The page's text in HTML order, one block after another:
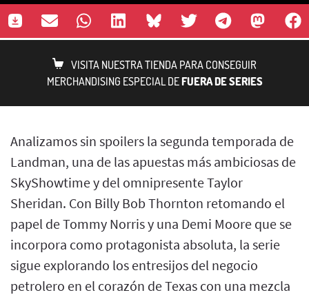
VISITA NUESTRA TIENDA PARA CONSEGUIR
MERCHANDISING ESPECIAL DEFUERA DE SERIES
Analizamos sin spoilers la segunda temporada de
Landman, una de las apuestas más ambiciosas de
SkyShowtime y del omnipresente Taylor
Sheridan. Con Billy Bob Thornton retomando el
papel de Tommy Norris y una Demi Moore que se
incorpora como protagonista absoluta, la serie
sigue explorando los entresijos del negocio
petrolero en el corazón de Texas con una mezcla